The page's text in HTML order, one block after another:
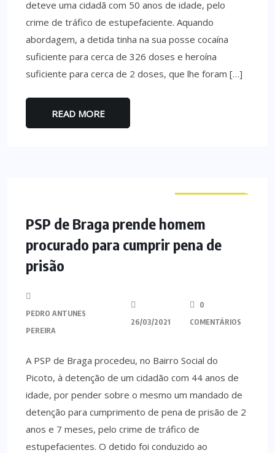
deteve uma cidadã com 50 anos de idade, pelo
crime de tráfico de estupefaciente. Aquando
abordagem, a detida tinha na sua posse cocaína
suficiente para cerca de 326 doses e heroína
suficiente para cerca de 2 doses, que lhe foram […]
READ MORE
PSP de Braga prende homem
procurado para cumprir pena de
prisão
PEDRO ANTUNES
PEREIRA
26/03/2021
0
COMENTÁRIOS
A PSP de Braga procedeu, no Bairro Social do
Picoto, à detenção de um cidadão com 44 anos de
idade, por pender sobre o mesmo um mandado de
detenção para cumprimento de pena de prisão de 2
anos e 7 meses, pelo crime de tráfico de
estupefacientes. O detido foi conduzido ao